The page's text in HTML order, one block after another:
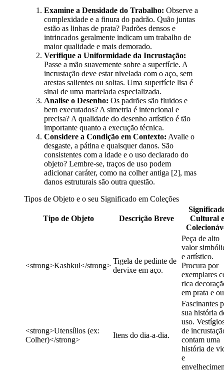
Examine a Densidade do Trabalho: Observe a
complexidade e a finura do padrão. Quão juntas
estão as linhas de prata? Padrões densos e
intrincados geralmente indicam um trabalho de
maior qualidade e mais demorado.
Verifique a Uniformidade da Incrustação:
Passe a mão suavemente sobre a superfície. A
incrustação deve estar nivelada com o aço, sem
arestas salientes ou soltas. Uma superfície lisa é
sinal de uma martelada especializada.
Analise o Desenho: Os padrões são fluidos e
bem executados? A simetria é intencional e
precisa? A qualidade do desenho artístico é tão
importante quanto a execução técnica.
Considere a Condição em Contexto: Avalie o
desgaste, a pátina e quaisquer danos. São
consistentes com a idade e o uso declarado do
objeto? Lembre-se, traços de uso podem
adicionar caráter, como na colher antiga [2], mas
danos estruturais são outra questão.
Tipos de Objeto e o seu Significado em Coleções
Tipo de Objeto Descrição Breve
Cultural e
<strong>Kashkul</strong>
Tigela de pedinte de
dervixe em aço.
Peça de alto
valor
e artístico.
Procura por
exemplares
rica
em prata e
<strong>Utensílios (ex:
Colher)</strong>
Itens do dia-a-dia.
Fascinantes
sua história
uso.
de
contam uma
história de
e